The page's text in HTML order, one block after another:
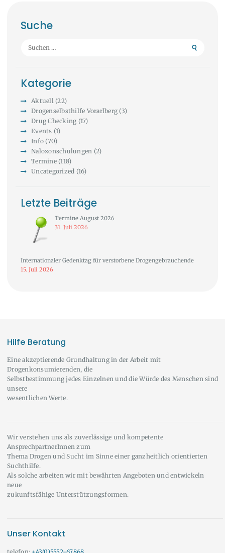
Suche
Suchen
Kategorie
Aktuell (22)
Drogenselbsthilfe Vorarlberg (3)
Drug Checking (17)
Events (1)
Info (70)
Naloxonschulungen (2)
Termine(118)
Uncategorized (16)
Letzte Beiträge
Termine August 2026
31. Juli 2026
Internationaler Gedenktag für verstorbene Drogengebrauchende
15. Juli 2026
Hilfe Beratung
Eine akzeptierende Grundhaltung in der Arbeit mit
Drogenkonsumierenden, die
Selbstbestimmung jedes Einzelnen und die Würde des Menschen sind
unsere
wesentlichen Werte.
Wir verstehen uns als zuverlässige und kompetente
AnsprechpartnerInnen zum
Thema Drogen und Sucht im Sinne einer ganzheitlich orientierten
Suchthilfe.
Als solche arbeiten wir mit bewährten Angeboten und entwickeln
neue
zukunftsfähige Unterstützungsformen.
Unser Kontakt